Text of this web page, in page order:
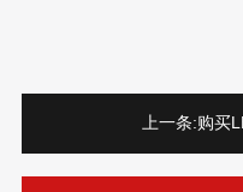
上一条:购买